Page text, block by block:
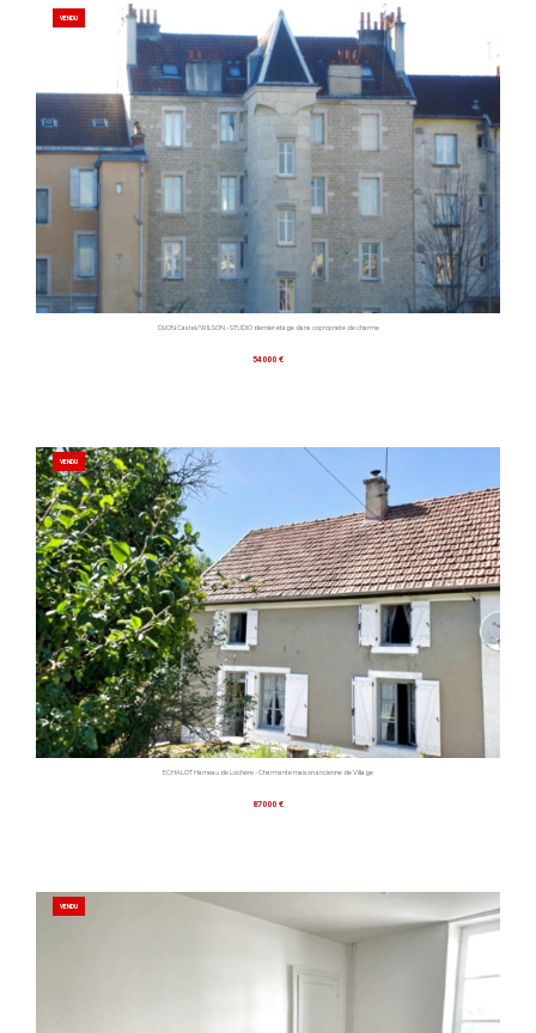
VENDU
DIJON Castel/WILSON - STUDIO dernier étage dans copropriété de charme
54000 €
VENDU
ECHALOT Hameau de Lochère - Charmante maison ancienne de Village
87000 €
VENDU